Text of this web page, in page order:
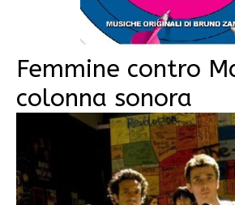
Femmine contro
colonna sonora